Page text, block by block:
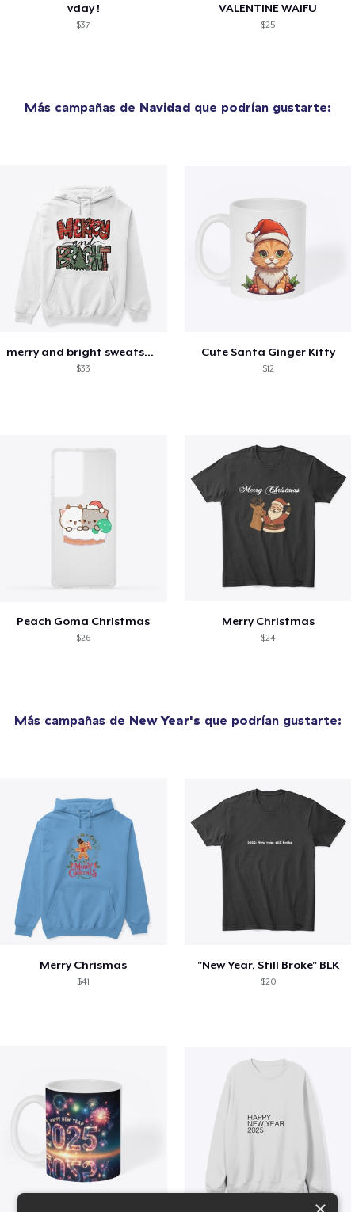
vday !
$37
VALENTINE WAIFU
$25
Más campañas de Navidadque podrían gustarte:
merry and bright sweatshirt christmas
$33
Cute Santa Ginger Kitty
$12
Peach Goma Christmas
$26
Merry Christmas
$24
Más campañas de New Year's que podrían gustarte:
Merry Chrismas
$41
"New Year, Still Broke" BLK
$20